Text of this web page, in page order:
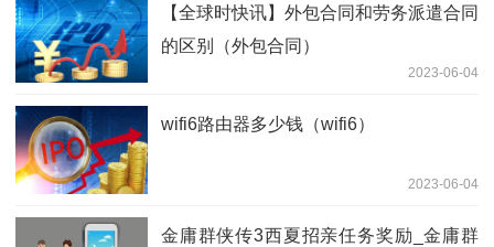
【全球时快讯】外包合同和劳务派遣合同
的区别（外包合同）
2023-06-04
wifi6路由器多少钱（wifi6）
2023-06-04
金庸群侠传3西夏招亲任务奖励_金庸群